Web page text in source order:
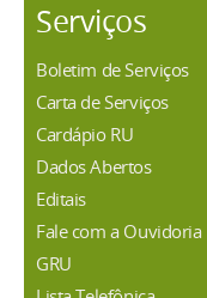
Serviços
Boletim de Serviços
Carta de Serviços
Cardápio RU
Dados Abertos
Editais
Fale com a Ouvidoria
GRU